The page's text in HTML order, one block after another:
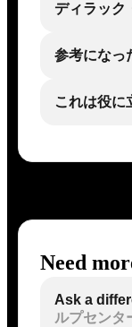
ディラック
参考になっ
これは役に
Need
Ask a
ルプセンタ